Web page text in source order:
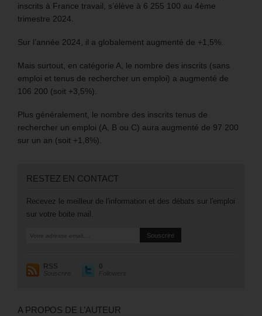
inscrits à France travail, s’élève à 6 255 100 au 4ème
trimestre 2024.
Sur l’année 2024, il a globalement augmenté de +1,5%.
Mais surtout, en catégorie A, le nombre des inscrits (sans
emploi et tenus de rechercher un emploi) a augmenté de
106 200 (soit +3,5%).
Plus généralement, le nombre des inscrits tenus de
rechercher un emploi (A, B ou C) aura augmenté de 97 200
sur un an (soit +1,8%).
RESTEZ EN CONTACT
Recevez le meilleur de l'information et des débats sur l'emploi
sur votre boite mail.
RSS
Souscrire
0
Followers
A PROPOS DE L’AUTEUR